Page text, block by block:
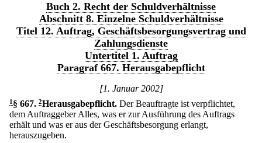
Buch 2. Recht der Schuldverhältnisse
Abschnitt 8. Einzelne Schuldverhältnisse
Titel 12. Auftrag, Geschäftsbesorgungsvertrag und
Zahlungsdienste
Untertitel 1. Auftrag
Paragraf 667. Herausgabepflicht
[1. Januar 2002]
1 § 667. 2Herausgabepflicht. Der Beauftragte ist verpflichtet,
dem Auftraggeber Alles, was er zur Ausführung des Auftrags
erhält und was er aus der Geschäftsbesorgung erlangt,
herauszugeben.